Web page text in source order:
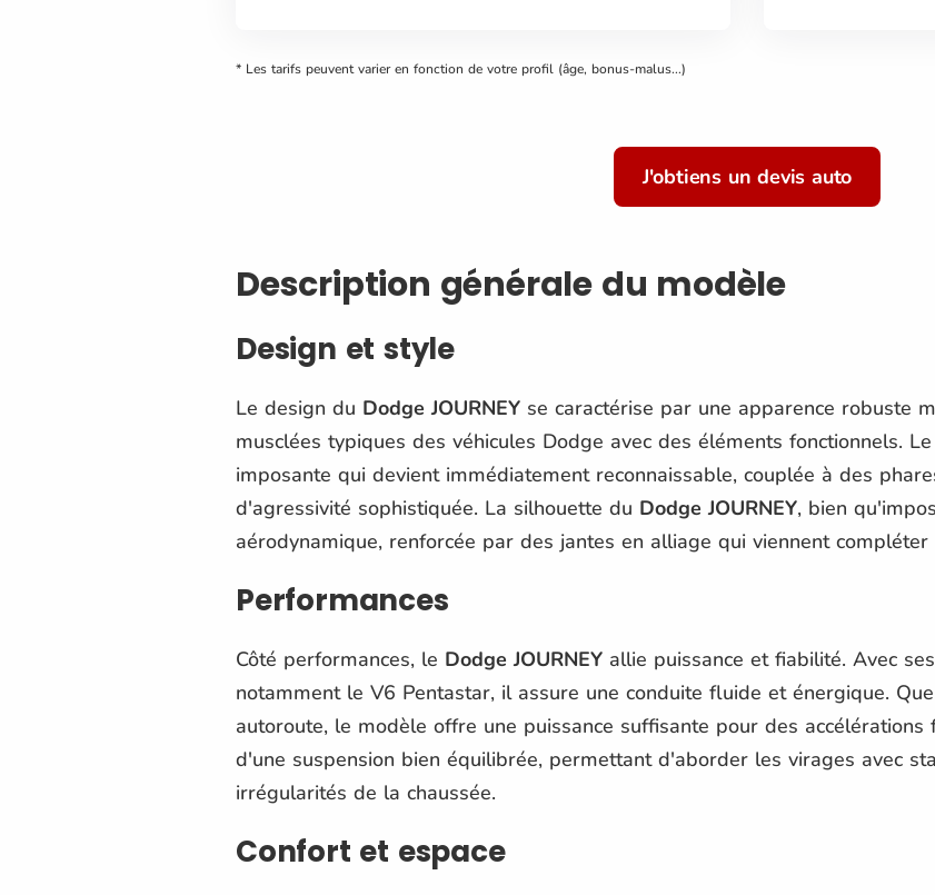
* Les tarifs peuvent varier en fonction de votre profil (âge, bonus-malus...)
J'obtiens un devis auto
Description générale du modèle
Design et style
Le design du Dodge JOURNEY se caractérise par une apparence robuste
musclées typiques des véhicules Dodge avec des éléments fonctionnels.
imposante qui devient immédiatement reconnaissable, couplée à des
d'agressivité sophistiquée. La silhouette du Dodge JOURNEY, bien
aérodynamique, renforcée par des jantes en alliage qui viennent
Performances
Côté performances, le Dodge JOURNEY allie puissance et fiabilité. Avec
notamment le V6 Pentastar, il assure une conduite fluide et énergique.
autoroute, le modèle offre une puissance suffisante pour des
d'une suspension bien équilibrée, permettant d'aborder les virages avec
irrégularités de la chaussée.
Confort et espace